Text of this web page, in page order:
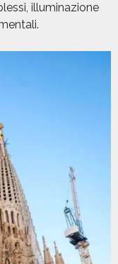
illuminazione